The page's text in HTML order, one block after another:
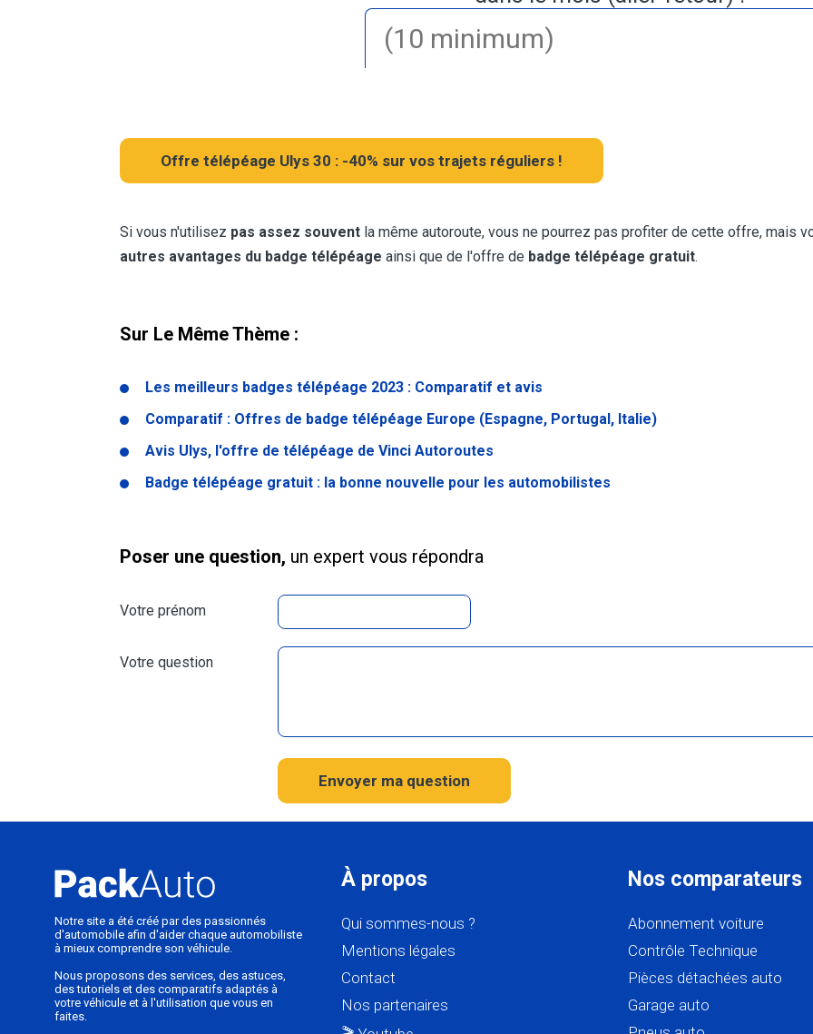
Offre télépéage Ulys 30 : -40% sur vos trajets réguliers !
Si vous n'utilisez pas assez souvent la même autoroute, vous ne pourrez pas profiter de cette offre, mais
autres avantages du badge télépéage ainsi que de l'offre de badge télépéage gratuit.
Sur Le Même Thème :
Les meilleurs badges télépéage 2023 : Comparatif et avis
Comparatif : Offres de badge télépéage Europe (Espagne, Portugal, Italie)
Avis Ulys, l'offre de télépéage de Vinci Autoroutes
Badge télépéage gratuit : la bonne nouvelle pour les automobilistes
Poser une question, un expert vous répondra
Votre prénom
Votre question
Envoyer ma question
Notre site a été créé par des passionnés
d'automobile afin d'aider chaque automobiliste
à mieux comprendre son véhicule.
Nous proposons des services, des astuces,
des tutoriels et des comparatifs adaptés à
votre véhicule et à l'utilisation que vous en
faites.
À propos
Qui sommes-nous ?
Mentions légales
Contact
Nos partenaires
Nos comparateurs
Abonnement voiture
Contrôle Technique
Pièces détachées auto
Garage auto